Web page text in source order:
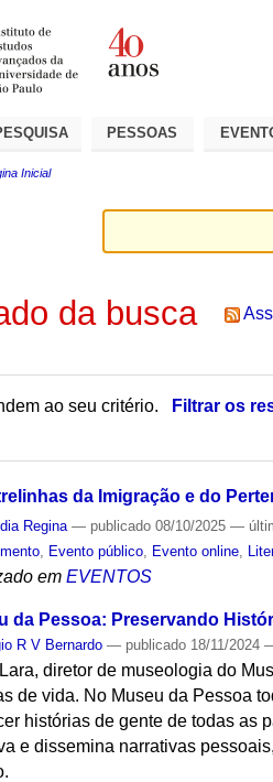
PESSOAS
Inicial
da busca
ao seu critério.
Filtrar os
da Imigração e do
Regina — publicado 08/10/2025—
Evento público Evento online
em EVENTOS
da Pessoa: Preservando
R V Bernardo — publicado 18/11/2024
diretor de museologia do
de vida. No Museu da Pessoa
histórias de gente de todas as
e dissemina narrativas